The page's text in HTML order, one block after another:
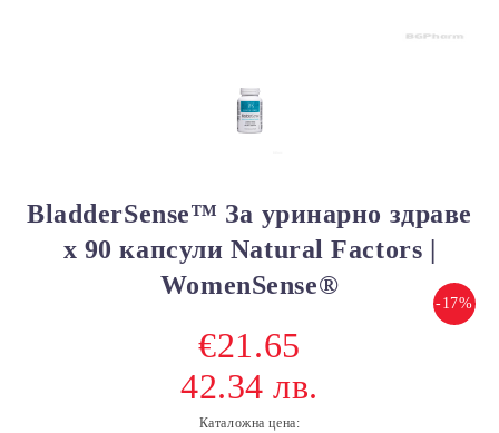
BladderSense™ За уринарно здраве
х 90 капсули Natural Factors |
WomenSense®
-17%
€21.65
42.34 лв.
Каталожна цена: